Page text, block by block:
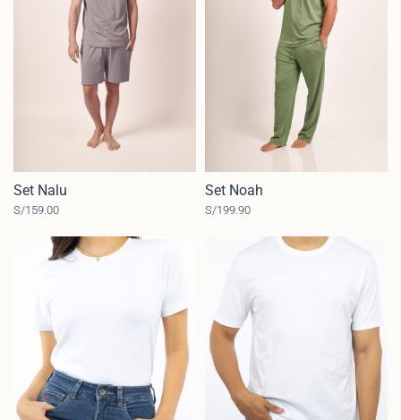
Set Nalu
S/159.00
Set Noah
S/199.90